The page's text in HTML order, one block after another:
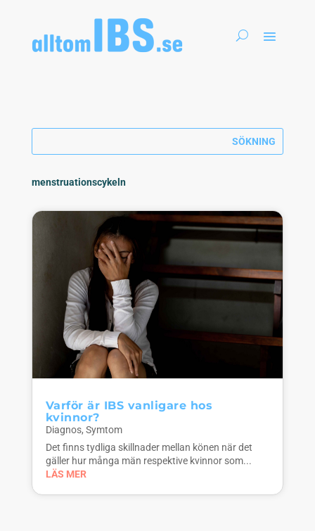
menstruationscykeln
Varför är IBS vanligare hos
kvinnor?
Diagnos, Symtom
Det finns tydliga skillnader mellan könen när det
gäller hur många män respektive kvinnor som...
LÄS MER